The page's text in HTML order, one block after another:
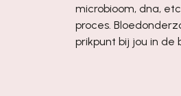
microbioom, dna,
proces.
prikpunt bij jou in de